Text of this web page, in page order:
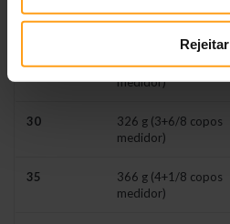
Rejeitar
20
241 g (2+6/8 copos
medidor)
25
285 g (3+2/8 copos
medidor)
30
326 g (3+6/8 copos
medidor)
35
366 g (4+1/8 copos
medidor)